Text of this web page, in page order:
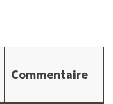
Commentaire